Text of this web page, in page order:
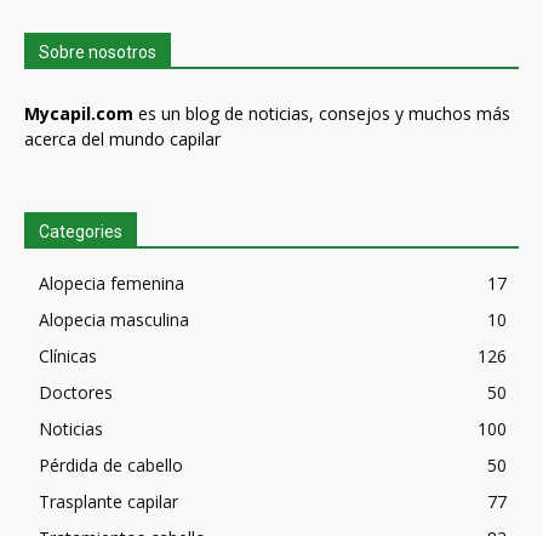
Sobre nosotros
Mycapil.com es un blog de noticias, consejos y muchos más
acerca del mundo capilar
Categories
Alopecia femenina
17
Alopecia masculina
10
Clínicas
126
Doctores
50
Noticias
100
Pérdida de cabello
50
Trasplante capilar
77